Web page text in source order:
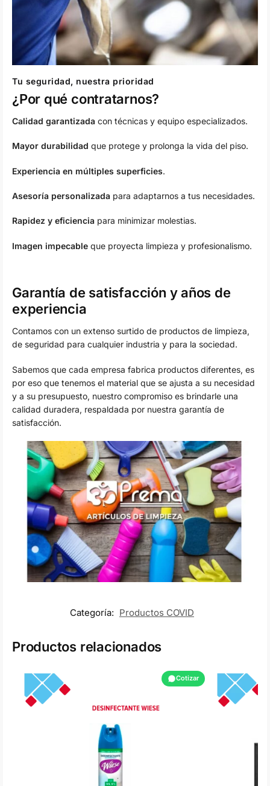
Tu seguridad, nuestra prioridad
¿Por qué contratarnos?
Calidad garantizada con técnicas y equipo especializados.
Mayor durabilidad que protege y prolonga la vida del piso.
Experiencia en múltiples superficies.
Asesoría personalizada para adaptarnos a tus necesidades.
Rapidez y eficiencia para minimizar molestias.
Imagen impecable que proyecta limpieza y profesionalismo.
Garantía de satisfacción y años de
experiencia
Contamos con un extenso surtido de productos de limpieza,
de seguridad para cualquier industria y para la sociedad.
Sabemos que cada empresa fabrica productos diferentes, es
por eso que tenemos el material que se ajusta a su necesidad
y a su presupuesto, nuestro compromiso es brindarle una
calidad duradera, respaldada por nuestra garantía de
satisfacción.
Categoría: Productos COVID
Productos relacionados
Cotizar